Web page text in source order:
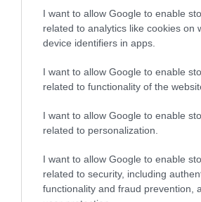
I want to allow Google to enable
related to analytics like cookies on
device identifiers in apps.
I want to allow Google to enable
related to functionality of the
I want to allow Google to enable
related to personalization.
I want to allow Google to enable
related to security, including
functionality and fraud prevention,
παραβάσεις που
αφορούν τους ΦΗΜ
Σ. Καλαφάτης: «Η
Τεχνητή Νοημοσύνη
νέα τεχνολογία, είναι
μια νέα βιομηχανική
επανάσταση»
31.07.2026
για τη χρηματοδότηση
των ελληνικών
επιχειρήσεων στον